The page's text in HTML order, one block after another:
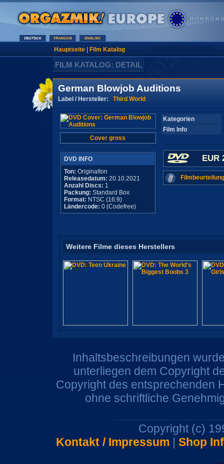
Hauptseite| Film Katalog
FILM KATALOG: DETAIL
German Blowjob Auditions
Label / Hersteller: Third World
Cover gross
DVD INFO
Ton: Originalton
Releasedatum: 20.10.2021
Anzahl Discs: 1
Packung: Standard Box
Format: NTSC (16:9)
Ländercode: 0 (Codefree)
Kategorien
Film Info
EUR
Weitere Filme dieses Herstellers
Inhaltsbeschreibungen
unterliegen dem Copyright
Copyright des entsprechenden
ohne schriftliche
Copyright (c)
Kontakt / Impressum | Shop